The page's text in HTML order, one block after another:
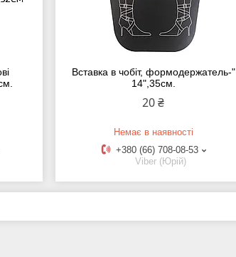
Вставка в чобіт, формодержатель-"
14",35см.
20 ₴
Немає в наявності
+380 (66) 708-08-53
Viber (Юрій)